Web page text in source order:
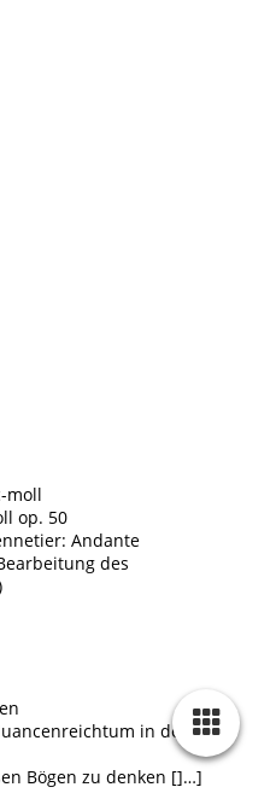
moll
op. 50
Andante
des
in der
Bögen zu denken []…]